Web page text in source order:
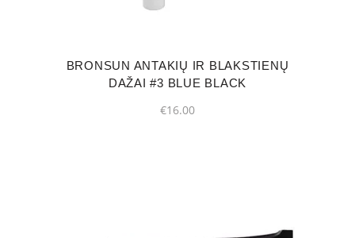
BRONSUN ANTAKIŲ IR BLAKSTIENŲ
DAŽAI #3 BLUE BLACK
€16.00